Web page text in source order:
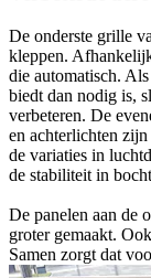
De onderste grille
kleppen.
die automatisch.
biedt dan nodig is,
verbeteren. De
en achterlichten
de variaties in
de stabiliteit in
De panelen aan de
groter gemaakt.
Samen zorgt dat